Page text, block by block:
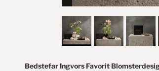
Bedstefar Ingvors Favorit